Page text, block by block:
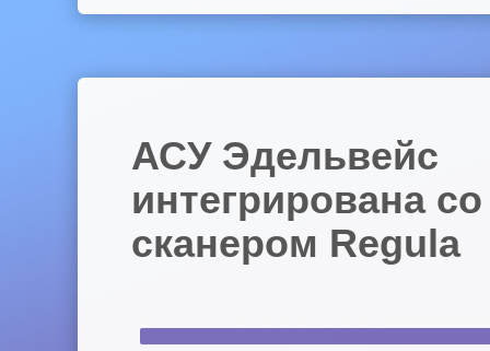
АСУ Эдельвейс
интегрирована со
сканером Regula